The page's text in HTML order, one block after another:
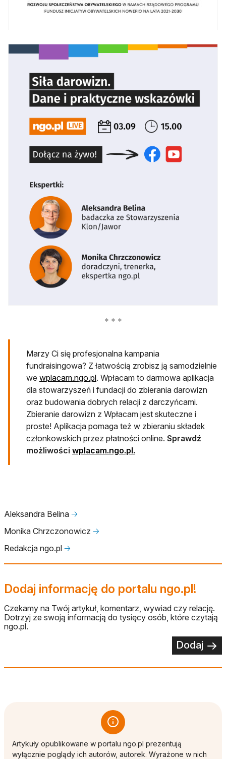
Marzy Ci się profesjonalna kampania
fundraisingowa? Z łatwością zrobisz ją samodzielnie
we wplacam.ngo.pl. Wpłacam to darmowa aplikacja
dla stowarzyszeń i fundacji do zbierania darowizn
oraz budowania dobrych relacji z darczyńcami.
Zbieranie darowizn z Wpłacam jest skuteczne i
proste! Aplikacja pomaga też w zbieraniu składek
członkowskich przez płatności online. Sprawdź
możliwości wplacam.ngo.pl.
Aleksandra Belina 🡢
Monika Chrzczonowicz 🡢
Redakcja ngo.pl 🡢
Dodaj informację do portalu ngo.pl!
Czekamy na Twój artykuł, komentarz, wywiad czy relację.
Dotrzyj ze swoją informacją do tysięcy osób, które czytają
ngo.pl.
Dodaj
Artykuły opublikowane w portalu ngo.pl prezentują
wyłącznie poglądy ich autorów, autorek. Wyrażone w nich